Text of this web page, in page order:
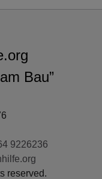
Bau”
9226236
reserved.